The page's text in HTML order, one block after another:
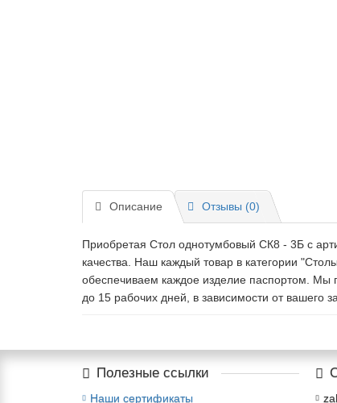
Описание Отзывы (0)
Приобретая Стол однотумбовый СК8 - 3Б c
качества. Наш каждый товар в категории
обеспечиваем каждое изделие паспортом. Мы
до 15 рабочих дней, в зависимости от вашего
Полезные ссылки
Наши сертификаты